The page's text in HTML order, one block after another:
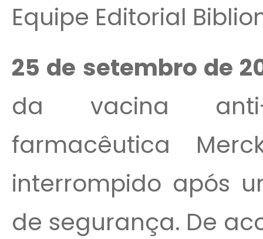
Equipe Editorial
25 de setembro de
da vacina
farmacêutica
interrompido após
de segurança. De